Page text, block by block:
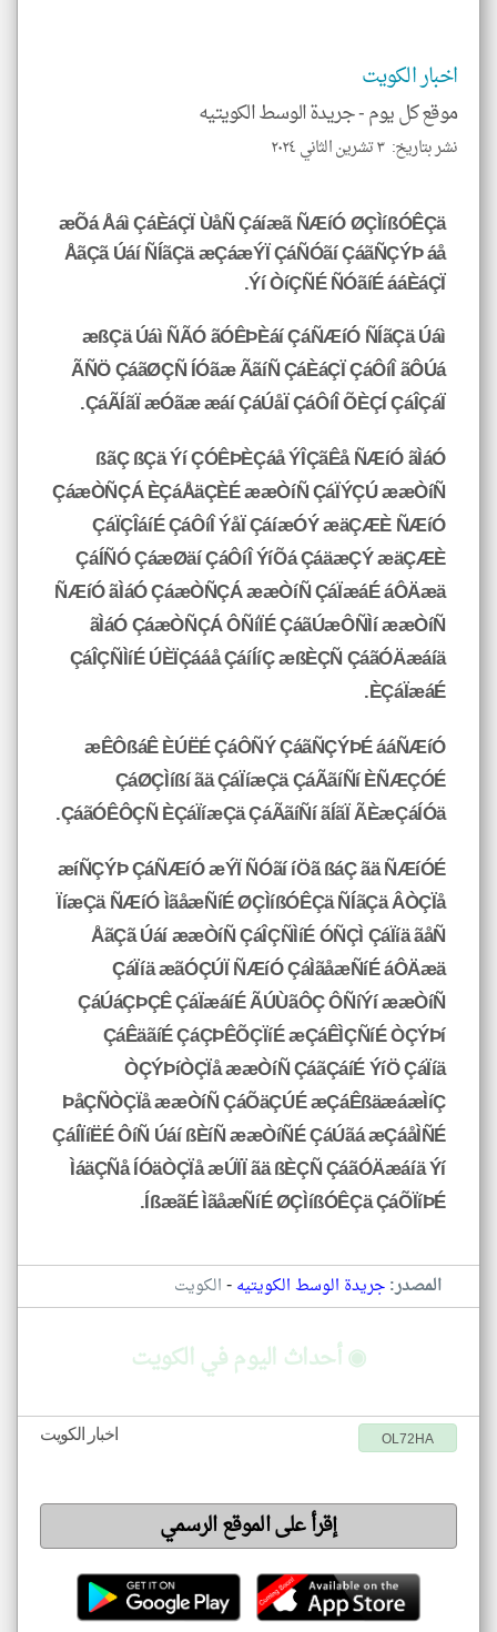
اخبار الكويت
موقع كل يوم -جريدة الوسط الكويتيه
نشر بتاريخ: ٣ تشرين الثاني ٢٠٢٤
æÕá Åáì ÇáÈáÇÏ ÙåÑ Çáíæã ÑÆíÓ ØÇÌíßÓÊÇä
ÅãÇã Úáí ÑÍãÇä æÇáæÝÏ ÇáÑÓãí ÇáãÑÇÝÞ áå
Ýí ÒíÇÑÉ ÑÓãíÉ ááÈáÇÏ.
æßÇä Úáì ÑÃÓ ãÓÊÞÈáí ÇáÑÆíÓ ÑÍãÇä Úáì
ÃÑÖ ÇáãØÇÑ ÍÓãæ ÃãíÑ ÇáÈáÇÏ ÇáÔíÎ ãÔÚá
ÇáÃÍãÏ æÓãæ æáí ÇáÚåÏ ÇáÔíÎ ÕÈÇÍ ÇáÎÇáÏ.
ßãÇ ßÇä Ýí ÇÓÊÞÈÇáå ÝÎÇãÊå ÑÆíÓ ãÌáÓ
ÇáæÒÑÇÁ ÈÇáÅäÇÈÉ ææÒíÑ ÇáÏÝÇÚ ææÒíÑ
ÇáÏÇÎáíÉ ÇáÔíÎ ÝåÏ ÇáíæÓÝ æäÇÆÈ ÑÆíÓ
ÇáÍÑÓ ÇáæØäí ÇáÔíÎ ÝíÕá ÇáäæÇÝ æäÇÆÈ
ÑÆíÓ ãÌáÓ ÇáæÒÑÇÁ ææÒíÑ ÇáÏæáÉ áÔÄæä
ãÌáÓ ÇáæÒÑÇÁ ÔÑíÏÉ ÇáãÚæÔÑÌí ææÒíÑ
ÇáÎÇÑÌíÉ ÚÈÏÇááå ÇáíÍíÇ æßÈÇÑ ÇáãÓÄæáíä
ÈÇáÏæáÉ.
æÊÔßáÊ ÈÚËÉ ÇáÔÑÝ ÇáãÑÇÝÞÉ ááÑÆíÓ
ÇáØÇÌíßí ãä ÇáÏíæÇä ÇáÃãíÑí ÈÑÆÇÓÉ
ÇáãÓÊÔÇÑ ÈÇáÏíæÇä ÇáÃãíÑí ãÍãÏ ÃÈæÇáÍÓä.
æíÑÇÝÞ ÇáÑÆíÓ æÝÏ ÑÓãí íÖã ßáÇ ãä ÑÆíÓÉ
ÏíæÇä ÑÆíÓ ÌãåæÑíÉ ØÇÌíßÓÊÇä ÑÍãÇä ÂÒÇÏå
ÅãÇã Úáí ææÒíÑ ÇáÎÇÑÌíÉ ÓÑÇÌ ÇáÏíä ãåÑ
ÇáÏíä æãÓÇÚÏ ÑÆíÓ ÇáÌãåæÑíÉ áÔÄæä
ÇáÚáÇÞÇÊ ÇáÏæáíÉ ÃÚÙãÔÇ ÔÑíÝí ææÒíÑ
ÇáÊäãíÉ ÇáÇÞÊÕÇÏíÉ æÇáÊÌÇÑíÉ ÒÇÝÞí
ÒÇÝÞíÒÇÏå ææÒíÑ ÇáãÇáíÉ ÝíÖ ÇáÏíä
ÞåÇÑÒÇÏå ææÒíÑ ÇáÕäÇÚÉ æÇáÊßäæáæÌíÇ
ÇáÍÏíËÉ ÔíÑ Úáí ßÈíÑ ææÒíÑÉ ÇáÚãá æÇáåÌÑÉ
ÌáäÇÑå ÍÓäÒÇÏå æÚÏÏ ãä ßÈÇÑ ÇáãÓÄæáíä Ýí
ÍßæãÉ ÌãåæÑíÉ ØÇÌíßÓÊÇä ÇáÕÏíÞÉ.
المصدر:جريدة الوسط الكويتيه-الكويت
◉ أحداث اليوم في الكويت
اخبار الكويت OL72HA
إقرأ على الموقع الرسمي